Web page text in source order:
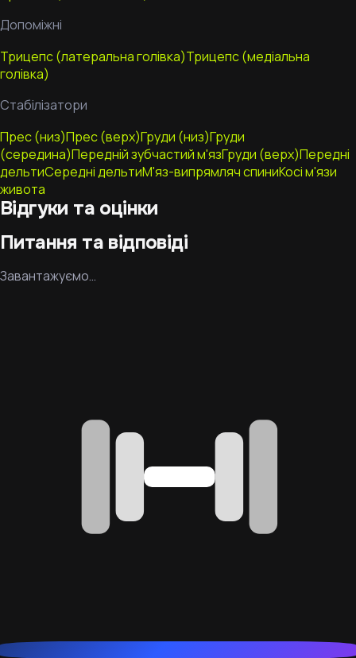
Допоміжні
Трицепс (латеральна голівка)Трицепс (медіальна
голівка)
Стабілізатори
Прес (низ)Прес (верх)Груди (низ)Груди
(середина)Передній зубчастий м'язГруди (верх)Передні
дельтиСередні дельтиМ'яз-випрямляч спиниКосі м'язи
живота
Відгуки та оцінки
Питання та відповіді
Завантажуємо…